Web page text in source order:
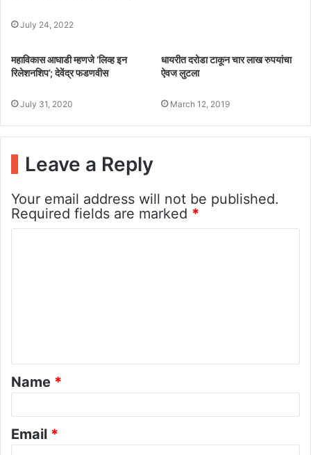
July 24, 2022
महाविकास आघाडी म्हणजे ‘लिव्ह इन
रिलेशनशिप’; देवेंद्र फडणवीस
July 31, 2020
धायरीत दरोडा टाकून चार लाख रुपयांचा
ऐवज लुटला
March 12, 2019
Leave a Reply
Your email address will not be published.
Required fields are marked *
t
*
Name *
Email *